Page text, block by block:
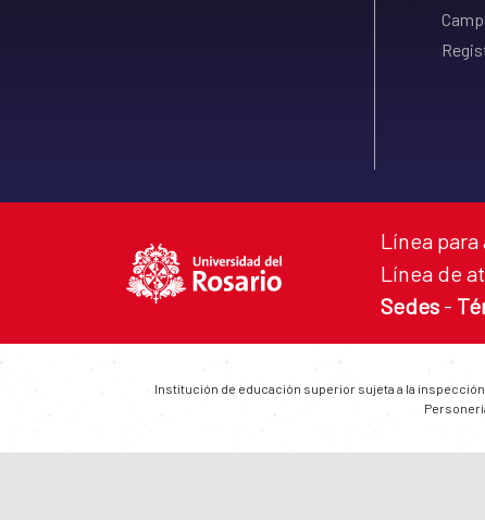
Línea para
Línea de
Sedes -
Institución de educación superior sujeta a la